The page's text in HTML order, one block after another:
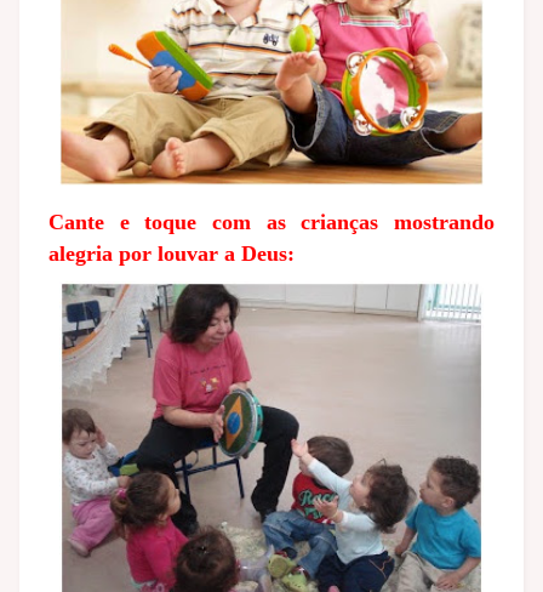
Cante e toque com as crianças mostrando
alegria por louvar a Deus: